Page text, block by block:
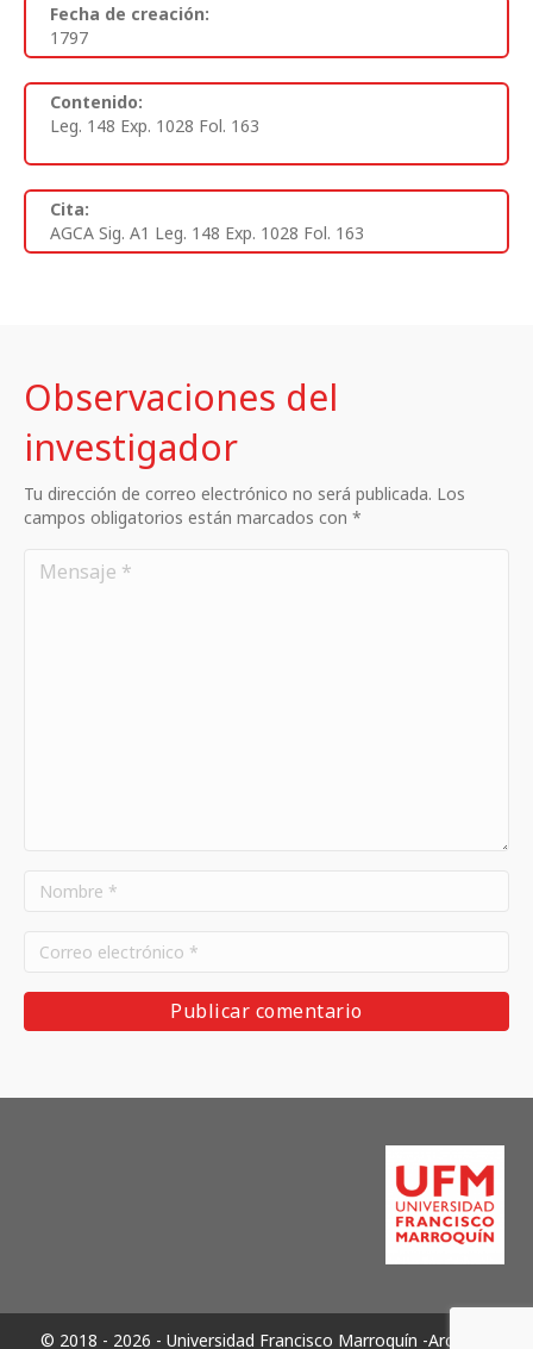
Fecha de creación:
1797
Contenido:
Leg. 148 Exp. 1028 Fol. 163
Cita:
AGCA Sig. A1 Leg. 148 Exp. 1028 Fol. 163
Observaciones del
investigador
Tu dirección de correo electrónico no será publicada. Los
campos obligatorios están marcados con *
© 2018 - 2026 - Universidad Francisco Marroquín -Archivos